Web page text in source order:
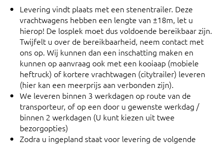
Levering vindt plaats met een stenentrailer. Deze
vrachtwagens hebben een lengte van ±18m, let u
hierop! De losplek moet dus voldoende bereikbaar zijn.
Twijfelt u over de bereikbaarheid, neem contact met
ons op. Wij kunnen dan een inschatting maken en
kunnen op aanvraag ook met een kooiaap (mobiele
heftruck) of kortere vrachtwagen (citytrailer) leveren
(hier kan een meerprijs aan verbonden zijn).
We leveren binnen 3 werkdagen op route van de
transporteur, of op een door u gewenste werkdag /
binnen 2 werkdagen (U kunt kiezen uit twee
bezorgopties)
Zodra u ingepland staat voor levering de volgende